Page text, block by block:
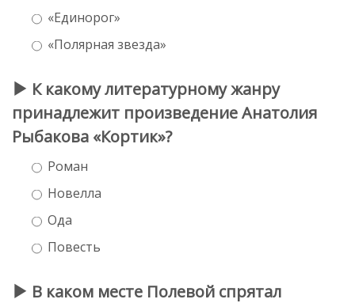
«Единорог»
«Полярная звезда»
К какому литературному жанру
принадлежит произведение Анатолия
Рыбакова «Кортик»?
Роман
Новелла
Ода
Повесть
В каком месте Полевой спрятал